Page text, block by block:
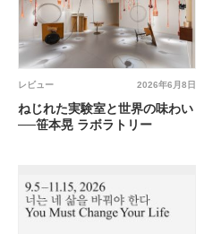
2026年6月8日
レビュー
ねじれた実験室と世界の味わい
──笹本晃 ラボラトリー